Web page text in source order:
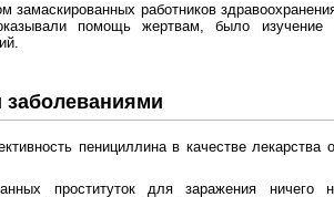
работников
помощь жертвам, было изучение
пенициллина в качестве лекарства
проституток для заражения ничего